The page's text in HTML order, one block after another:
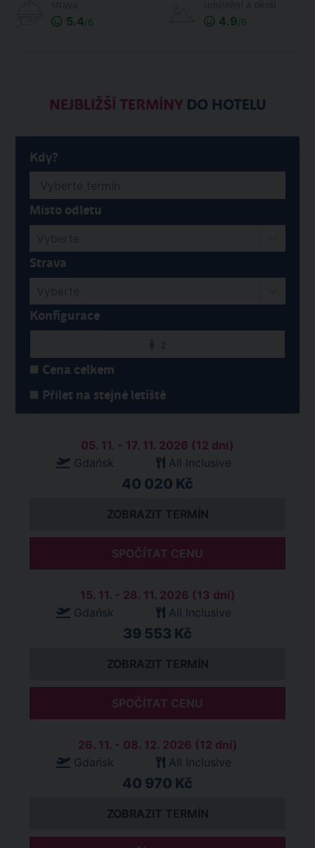
5.4/6 4.9/6
NEJBLIŽŠÍ TERMÍNYDO HOTELU
Kdy?
Místo odletu
Strava
Konfigurace
Cena celkem
Přílet na stejné letiště
05. 11. - 17. 11. 2026 (12 dní)
Gdańsk
All Inclusive
40 020 Kč
ZOBRAZIT TERMÍN
SPOČÍTAT CENU
15. 11. - 28. 11. 2026 (13 dní)
Gdańsk
All Inclusive
39 553 Kč
ZOBRAZIT TERMÍN
SPOČÍTAT CENU
26. 11. - 08. 12. 2026 (12 dní)
Gdańsk
All Inclusive
40 970 Kč
ZOBRAZIT TERMÍN